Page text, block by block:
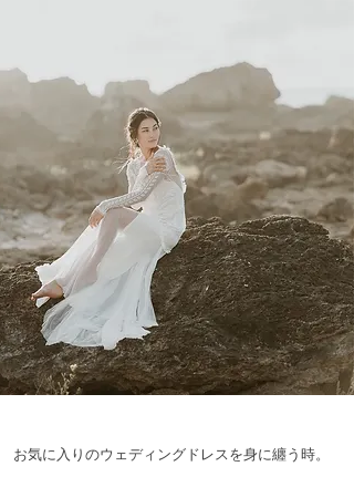
お気に入りのウェディングドレスを身に纏う時。